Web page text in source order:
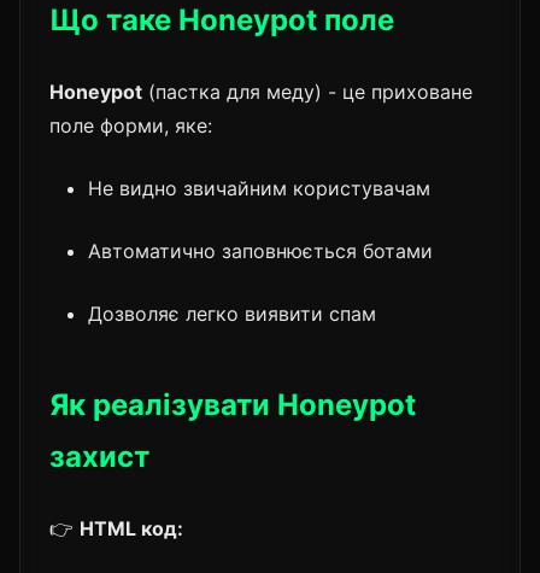
Що таке Honeypot поле
Honeypot (пастка для меду) - це приховане
поле форми, яке:
Не видно звичайним користувачам
Автоматично заповнюється ботами
Дозволяє легко виявити спам
Як реалізувати Honeypot
захист
👉 HTML код: